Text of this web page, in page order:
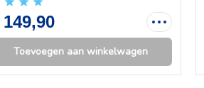
Toevoegen aan winkelwagen